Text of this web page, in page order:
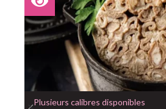
Plusieurs calibres disponibles